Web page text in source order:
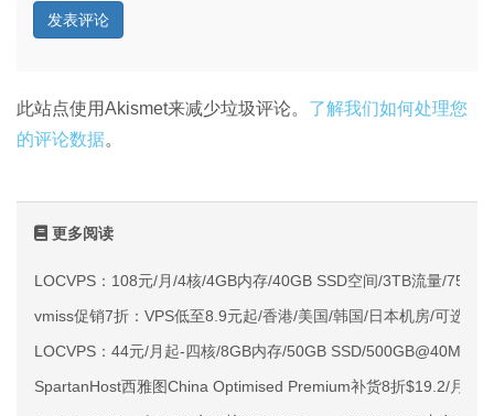
此站点使用Akismet来减少垃圾评论。 了解我们如何处理您
的评论数据。
更多阅读
LOCVPS：108元/月/4核/4GB内存/40GB SSD空间/3TB流量/
vmiss促销7折：VPS低至8.9元起/香港/美国/韩国/日本机房/可选
LOCVPS：44元/月起-四核/8GB内存/50GB SSD/
SpartanHost西雅图China Optimised Premium补货8折$19.2/月起